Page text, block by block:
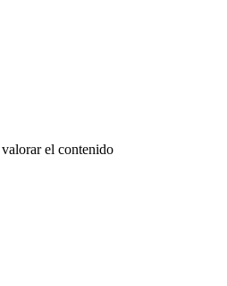
el contenido